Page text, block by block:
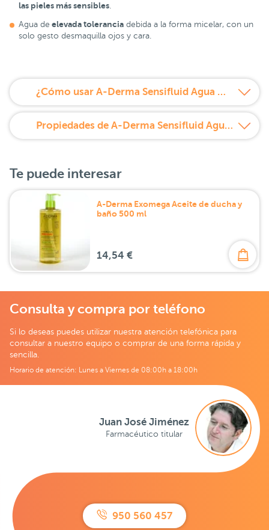
las pieles más sensibles.
Agua de elevada tolerancia debida a la forma micelar, con un
solo gesto desmaquilla ojos y cara.
¿Cómo usar A-Derma Sensifluid Agua micelar desmaquillante 500 ml?
Propiedades de A-Derma Sensifluid Agua micelar desmaquillante 500 ml
Te puede interesar
A-Derma Exomega Aceite de ducha y
baño 500 ml
14,54 €
Consulta y compra por teléfono
Si lo deseas puedes utilizar nuestra atención telefónica para
consultar a nuestro equipo o comprar de una forma rápida y
sencilla.
Horario de atención: Lunes a Viernes de 08:00h a 18:00h
950 560 457
Juan José Jiménez
Farmacéutico titular